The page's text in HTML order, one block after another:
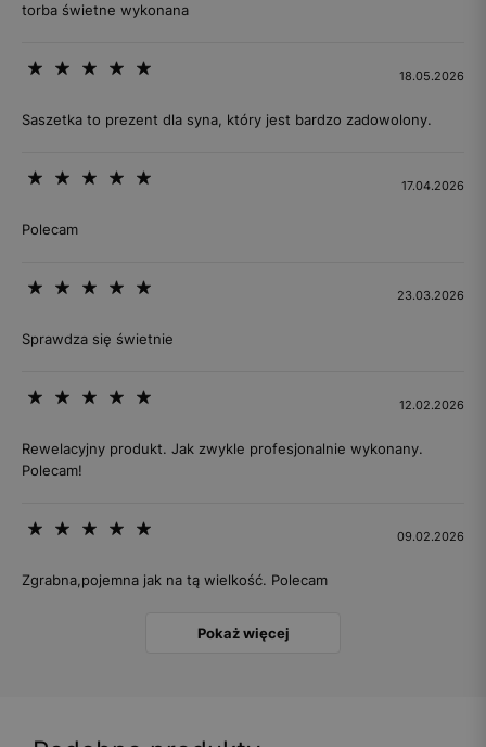
torba świetne wykonana
18.05.2026
Saszetka to prezent dla syna, który jest bardzo zadowolony.
17.04.2026
Polecam
23.03.2026
Sprawdza się świetnie
12.02.2026
Rewelacyjny produkt. Jak zwykle profesjonalnie wykonany.
Polecam!
09.02.2026
Zgrabna,pojemna jak na tą wielkość. Polecam
Pokaż więcej